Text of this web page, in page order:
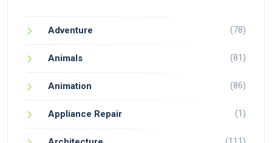
Adventure (78)
Animals (81)
Animation (86)
Appliance Repair (1)